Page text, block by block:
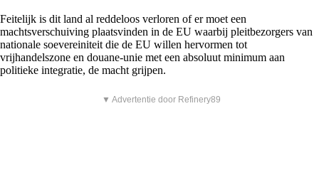
Feitelijk is dit land al reddeloos verloren of er moet een
machtsverschuiving plaatsvinden in de EU waarbij pleitbezorgers van
nationale soevereiniteit die de EU willen hervormen tot
vrijhandelszone en douane-unie met een absoluut minimum aan
politieke integratie, de macht grijpen.
▼ Advertentie door Refinery89